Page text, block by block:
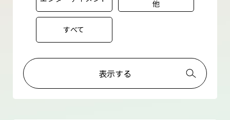
他
すべて
表示する